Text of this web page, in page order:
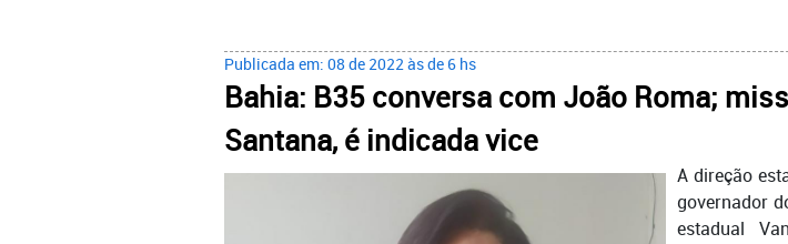
Publicada em: 08 de 2022 às de 6 hs
Bahia: B35 conversa com João Roma;
Santana, é indicada vice
A direção
governador
estadual